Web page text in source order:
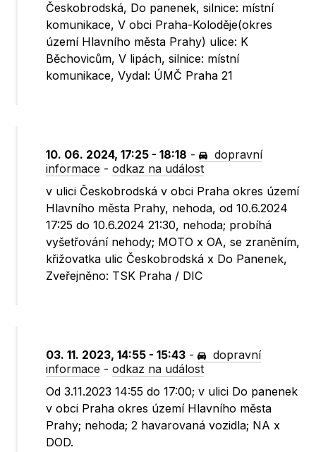
Českobrodská, Do panenek, silnice: místní
komunikace, V obci Praha-Koloděje(okres
území Hlavního města Prahy) ulice: K
Běchovicům, V lipách, silnice: místní
komunikace, Vydal: ÚMČ Praha 21
10. 06. 2024, 17:25 - 18:18 -
dopravní
informace -odkaz na událost
v ulici Českobrodská v obci Praha okres území
Hlavního města Prahy, nehoda, od 10.6.2024
17:25 do 10.6.2024 21:30, nehoda; probíhá
vyšetřování nehody; MOTO x OA, se zraněním,
křižovatka ulic Českobrodská x Do Panenek,
Zveřejněno: TSK Praha / DIC
03. 11. 2023, 14:55 - 15:43 -
dopravní
informace -odkaz na událost
Od 3.11.2023 14:55 do 17:00; v ulici Do panenek
v obci Praha okres území Hlavního města
Prahy; nehoda; 2 havarovaná vozidla; NA x
DOD.